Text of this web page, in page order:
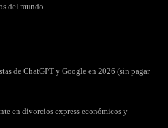
del mundo
de ChatGPT y Google en 2026 (sin pagar
en divorcios express económicos y